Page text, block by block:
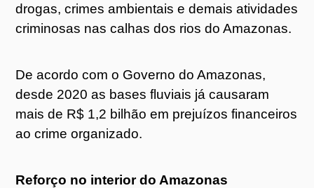
drogas, crimes ambientais e demais atividades
criminosas nas calhas dos rios do Amazonas.
De acordo com o Governo do Amazonas,
desde 2020 as bases fluviais já causaram
mais de R$ 1,2 bilhão em prejuízos financeiros
ao crime organizado.
Reforço no interior do Amazonas